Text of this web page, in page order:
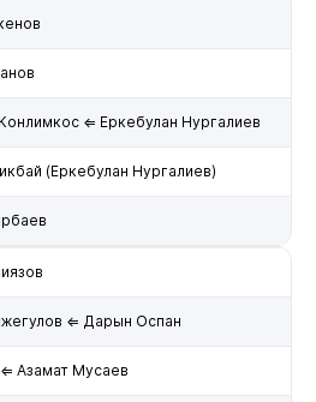
⇐ Еркебулан Нургалиев
(Еркебулан Нургалиев)
⇐ Дарын Оспан
Азамат Мусаев